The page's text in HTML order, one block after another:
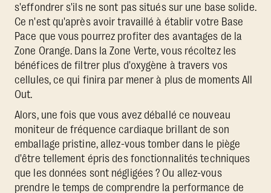
s'effondrer s'ils ne sont pas situés sur une base solide.
Ce n'est qu'après avoir travaillé à établir votre Base
Pace que vous pourrez profiter des avantages de la
Zone Orange. Dans la Zone Verte, vous récoltez les
bénéfices de filtrer plus d'oxygène à travers vos
cellules, ce qui finira par mener à plus de moments All
Out.
Alors, une fois que vous avez déballé ce nouveau
moniteur de fréquence cardiaque brillant de son
emballage pristine, allez-vous tomber dans le piège
d'être tellement épris des fonctionnalités techniques
que les données sont négligées ? Ou allez-vous
prendre le temps de comprendre la performance de